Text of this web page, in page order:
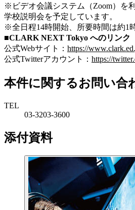
※ビデオ会議システム（Zoom）を
学校説明会を予定しています。
※全日程14時開始、所要時間は約1
■CLARK NEXT Tokyo へのリンク
公式Webサイト： https://
公式Twitterアカウント： https://
本件に関するお問い合
TEL
03-3203-3600
添付資料